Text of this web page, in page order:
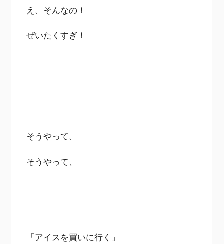
え、そんなの！
ぜいたくすぎ！
そうやって、
そうやって、
「アイスを買いに行く」